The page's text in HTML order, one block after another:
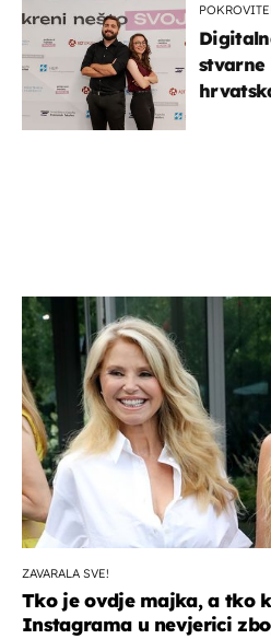
stvarne
ZAVARALA SVE!
Tko je ovdje majka, a tko
Instagrama u nevjerici